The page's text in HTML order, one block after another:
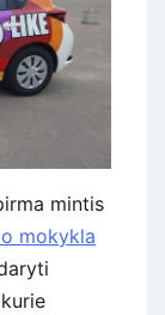
mintis
mokykla